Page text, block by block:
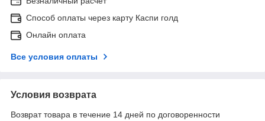
Способ оплаты через карту Каспи голд
Онлайн оплата
Все условия оплаты
Условия возврата
Возврат товара в течение 14 дней по договоренности